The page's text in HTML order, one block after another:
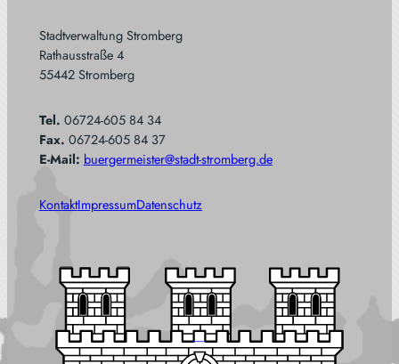
Stadtverwaltung Stromberg
Rathausstraße 4
55442 Stromberg
Tel. 06724-605 84 34
Fax. 06724-605 84 37
E-Mail: buergermeister@stadt-stromberg.de
KontaktImpressumDatenschutz